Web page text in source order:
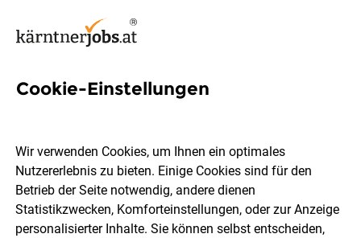
Kärnten
Cookie-Einstellungen
Wir verwenden Cookies, um Ihnen ein optimales
Nutzererlebnis zu bieten. Einige Cookies sind für den
Betrieb der Seite notwendig, andere dienen
Statistikzwecken, Komforteinstellungen, oder zur Anzeige
personalisierter Inhalte. Sie können selbst entscheiden,